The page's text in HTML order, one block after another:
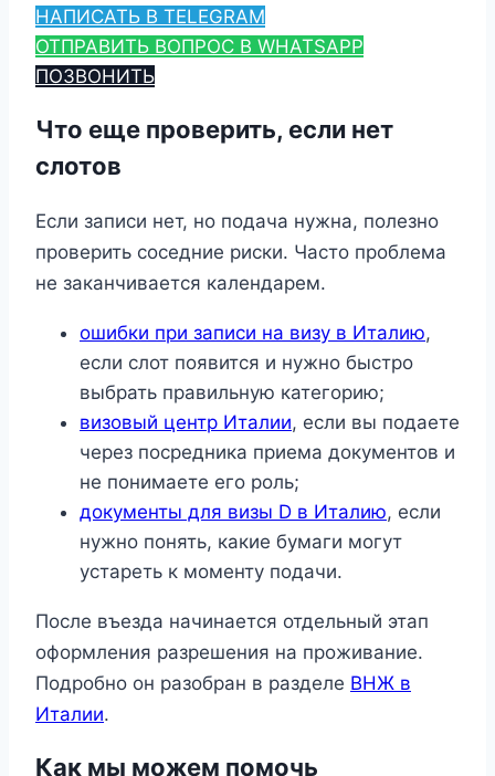
НАПИСАТЬ В TELEGRAM
ОТПРАВИТЬ ВОПРОС В WHATSAPP
ПОЗВОНИТЬ
Что еще проверить, если нет
слотов
Если записи нет, но подача нужна, полезно
проверить соседние риски. Часто проблема
не заканчивается календарем.
ошибки при записи на визу в Италию,
если слот появится и нужно быстро
выбрать правильную категорию;
визовый центр Италии, если вы подаете
через посредника приема документов и
не понимаете его роль;
документы для визы D в Италию, если
нужно понять, какие бумаги могут
устареть к моменту подачи.
После въезда начинается отдельный этап
оформления разрешения на проживание.
Подробно он разобран в разделе ВНЖ в
Италии.
Как мы можем помочь